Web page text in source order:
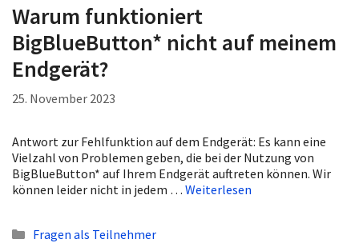
Warum funktioniert
BigBlueButton* nicht auf meinem
Endgerät?
25. November 2023
Antwort zur Fehlfunktion auf dem Endgerät: Es kann eine
Vielzahl von Problemen geben, die bei der Nutzung von
BigBlueButton* auf Ihrem Endgerät auftreten können. Wir
können leider nicht in jedem … Weiterlesen
Kategorien
Fragen als Teilnehmer